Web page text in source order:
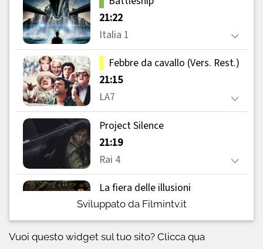
Sviluppato da Filmintv.it
Vuoi questo widget sul tuo sito? Clicca qua